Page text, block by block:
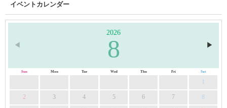
イベントカレンダー
◀︎
2026
8 ▶︎
Sun Mon Tue Wed Thu Fri Sat
1
2 3 4 5 6 7 8